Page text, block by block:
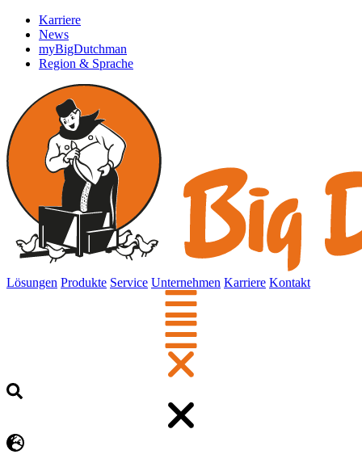
Karriere
News
myBigDutchman
Region & Sprache
Lösungen Produkte Service Unternehmen Karriere Kontakt